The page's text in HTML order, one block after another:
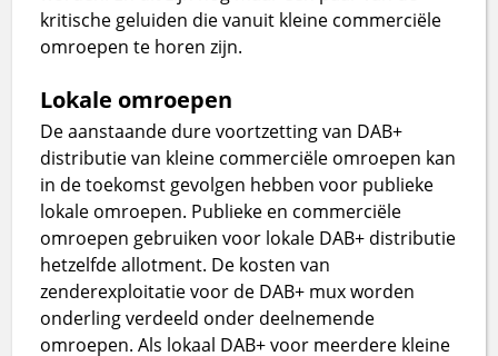
kritische geluiden die vanuit kleine commerciële
omroepen te horen zijn.
Lokale omroepen
De aanstaande dure voortzetting van DAB+
distributie van kleine commerciële omroepen kan
in de toekomst gevolgen hebben voor publieke
lokale omroepen. Publieke en commerciële
omroepen gebruiken voor lokale DAB+ distributie
hetzelfde allotment. De kosten van
zenderexploitatie voor de DAB+ mux worden
onderling verdeeld onder deelnemende
omroepen. Als lokaal DAB+ voor meerdere kleine